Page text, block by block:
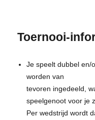
Toernooi-
Je speelt dubbel en/
worden van
tevoren ingedeeld,
speelgenoot voor je
Per wedstrijd wordt